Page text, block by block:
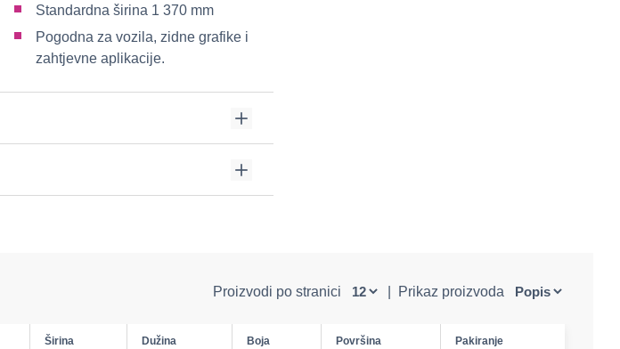
Standardna širina 1 370 mm
Pogodna za vozila, zidne grafike i
zahtjevne aplikacije.
Proizvodi po stranici Prikaz proizvoda
Širina Dužina Boja Površina Pakiranje